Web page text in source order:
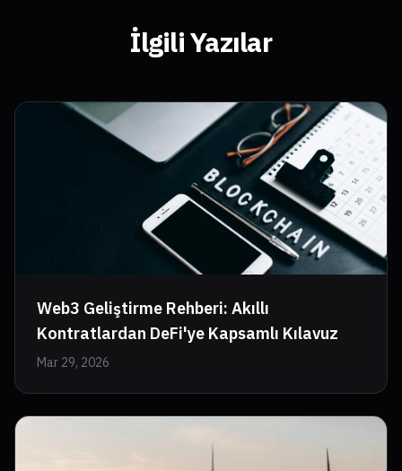
İlgili Yazılar
Web3 Geliştirme Rehberi: Akıllı
Kontratlardan DeFi'ye Kapsamlı Kılavuz
Mar 29, 2026